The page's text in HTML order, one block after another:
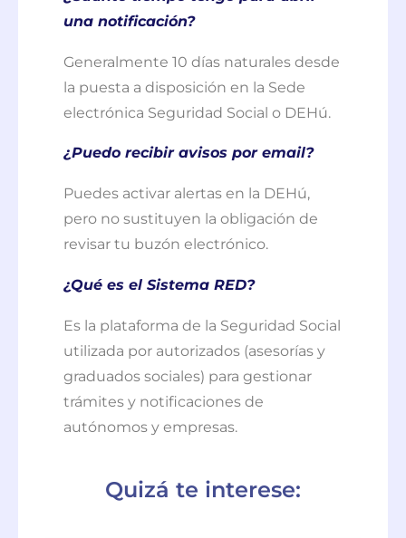
una notificación?
Generalmente 10 días naturales desde
la puesta a disposición en la Sede
electrónica Seguridad Social o DEHú.
¿Puedo recibir avisos por email?
Puedes activar alertas en la DEHú,
pero no sustituyen la obligación de
revisar tu buzón electrónico.
¿Qué es el Sistema RED?
Es la plataforma de la Seguridad Social
utilizada por autorizados (asesorías y
graduados sociales) para gestionar
trámites y notificaciones de
autónomos y empresas.
Quizá te interese: